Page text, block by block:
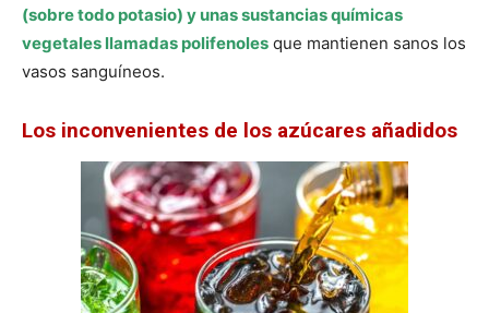
(sobre todo potasio) y unas sustancias químicas
vegetales llamadas polifenoles que mantienen sanos los
vasos sanguíneos.
Los inconvenientes de los azúcares añadidos